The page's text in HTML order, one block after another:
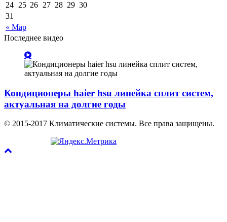
« Мар
24 25 26 27 28 29 30
31
Последнее видео
Кондиционеры haier hsu линейка сплит систем,
актуальная на долгие годы
© 2015-2017 Климатические системы. Все права защищены.